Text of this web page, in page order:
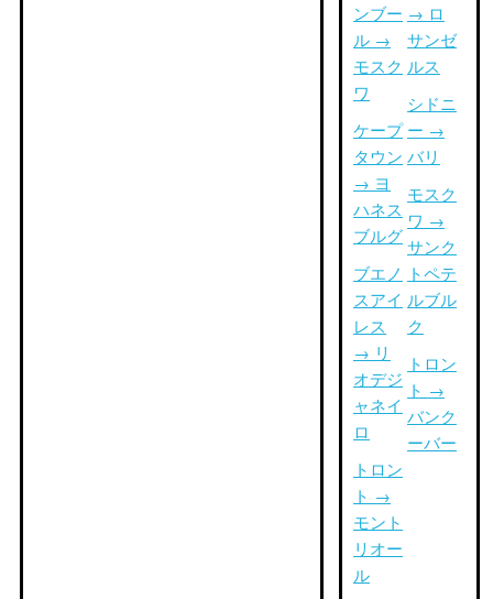
ンブー
ル →
モスク
ワ
ケープ
タウン
→ ヨ
ハネス
ブルグ
ブエノ
スアイ
レス
→ リ
オデジ
ャネイ
ロ
トロン
ト →
モント
リオー
ル
→ ロ
サンゼ
ルス
シドニ
ー →
バリ
モスク
ワ →
サンク
トペテ
ルブル
ク
トロン
ト →
バンク
ーバー